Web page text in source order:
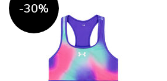
-30%